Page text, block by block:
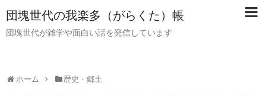
団塊世代の我楽多（がらくた）帳
団塊世代が雑学や面白い話を発信しています
ホーム 歴史・郷土